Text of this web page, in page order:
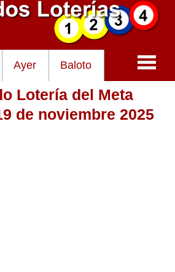
Ayer Baloto
Lotería del Meta
de noviembre 2025